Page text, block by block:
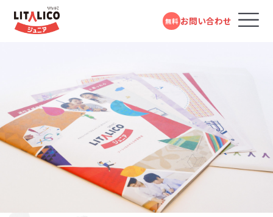
無料 お問い合わせ
LITALICOジュニアとは
教室を探す
LITALICOジュニアではお子さまの困りごとを「個」の要
因と「環境」の要因の組み合わさりによって生じるものと
考えています。お子さまの「できる」が増えること、つまり
個の側の変化も大事ですが、例えば「車いすに乗っている
人×階段」の組み合わせで生じる困りは「車いすに乗って
いる人×エレベーター」と環境を変えることでも減少し
ます。そのためLITALICOジュニアでは、お子さまの「やり
応用行動分析学とは、さまざまな研究で明らかにされた
行動の原理を日常の問題解決に応用していく学問です。
「行動に先立つきっかけ」と「行動の直後起きる結果」に着
目することで、行動が起こる理由や仕組みを分析し、理解
を深める考え方です。同じ行動でも、場面によって理由が
異なる場合もありますし、一見違う行動でも理由が同じ
という場合もあります。行動の理由について考えていくこ
LITALICOジュニアでは、お子さまの発達段階をより詳し
く知りお子さまに合ったステップで指導の計画をたてら
れるように、独自のスキルリストを使用し、今のスキル獲
得状況を確認しています。スキルの内容は、人間の発達
段階や学習指導要領などを参考にし、一人ひとりが自分
らしく生きるために必要なスキルを抽出したものです。お
子さまごとに得意なこと・苦手なことは異なりますので、
LITALICOジュニアの教育プログラムや指導員の研修は
発達障害児支援の専門家である井上雅彦教授（鳥取大
学大学院）、田中康雄医師（北海道大学名誉教授）による
監修をいただいています。また言語聴覚士や作業療法士
による研修やプログラム開発も行っています。
LITALICOジュニアでは、指導の質を高めるため、育成研
修をパスしたチューター、さらにエリア単位にスーパーバ
イザーを配置し、授業のアドバイスや指導員の育成に努
めています。指導員は、定期的に研修を受けながら指導
のスキルを高め、科学的理論に基づき、「なぜその行動を
するのか」環境や過去の背景、直前の刺激などに分けて、
お子さまの困難さの要因を分析し、最適なアプローチ方
LITALICOジュニアでは、自社でアセスメントツールや教
材プログラムの開発を行なっています。様々なお子さまの
特性や興味にあったプログラムを選択できるようこれま
で約１万点以上の教材を開発しています。
パーソナルコース
発達障害や学習障害があるお子さまや発達が気にな
るお子さまを支援する学習塾・幼児教室です。受給者証
の有無に関係なく、すぐにご利用いただけます。
対象年齢：0歳～高校3年
スタンダードコース
児童福祉法に基づき運営している福祉サービスです。
フォームで
問い合わせる
電話で問い合わせる
0120-974-763
平日10:00～17:00／祝日除く